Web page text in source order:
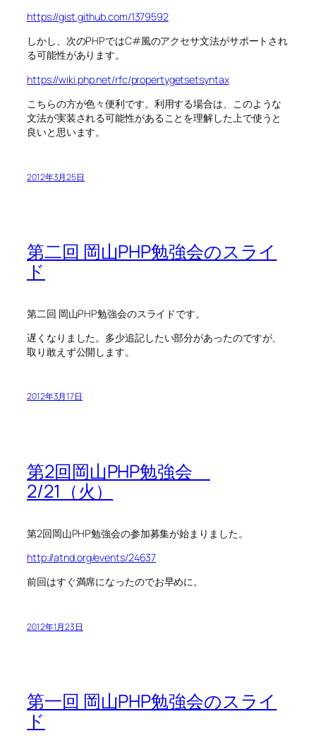
https://gist.github.com/1379592
しかし、次のPHPではC#風のアクセサ文法がサポートされ
る可能性があります。
https://wiki.php.net/rfc/propertygetsetsyntax
こちらの方が色々便利です。利用する場合は、このような
文法が実装される可能性があることを理解した上で使うと
良いと思います。
2012年3月25日
第二回 岡山PHP勉強会のスライ
ド
第二回 岡山PHP勉強会のスライドです。
遅くなりました。多少追記したい部分があったのですが、
取り敢えず公開します。
2012年3月17日
第2回岡山PHP勉強会
2/21（火）
第2回岡山PHP勉強会の参加募集が始まりました。
http://atnd.org/events/24637
前回はすぐ満席になったのでお早めに。
2012年1月23日
第一回 岡山PHP勉強会のスライ
ド